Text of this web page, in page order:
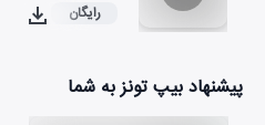
۰۵:۱۳
رایگان
پیشنهاد بیپ تونز به شما